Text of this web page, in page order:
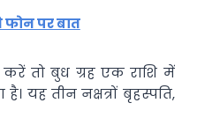
फोन पर बात
करें तो बुध ग्रह एक राशि में
तीन नक्षत्रों बृहस्पति,